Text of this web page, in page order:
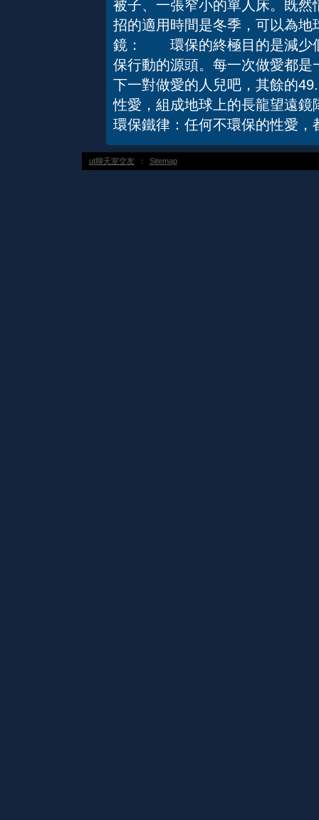
被子、一張窄小的單人床。既
招的適用時間是冬季，可以為
鏡： 環保的終極目的是減少
保行動的源頭。每一次做愛都
下一對做愛的人兒吧，其餘的
性愛，組成地球上的長龍望
環保鐵律：任何不環保的性愛
ut聊天室交友 ： Sitemap